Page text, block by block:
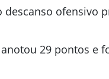
ofensivo
29 pontos e